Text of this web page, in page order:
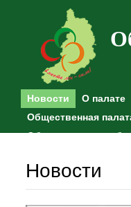
Новости О палате
Общественная
Общественные
Новости